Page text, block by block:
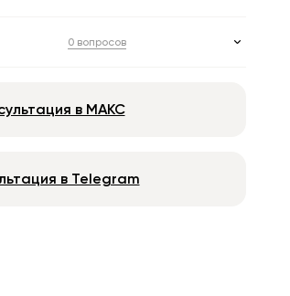
0 вопросов
в МАКС
в Telegram